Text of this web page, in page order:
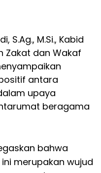
S.Ag., M.Si., Kabid
Zakat dan Wakaf
antara
upaya
beragama
bahwa
merupakan wujud